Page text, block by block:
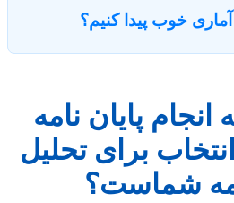
خوب پیدا کنیم؟
پایان نامه
برای تحلیل
شماست؟